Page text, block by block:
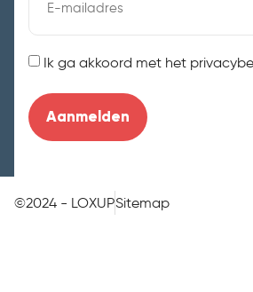
Instemming
Ik ga akkoord met het
©2024 - LOXUPSitemap